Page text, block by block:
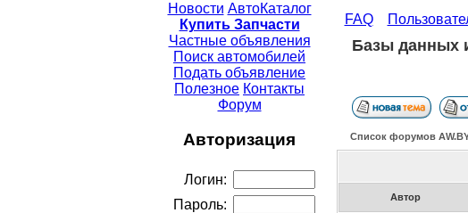
Новости АвтоКаталог
Купить Запчасти
Частные объявления
Поиск автомобилей
Подать объявление
Полезное Контакты
Форум
Авторизация
Логин:
Пароль:
FAQ
Базы данных
Список форумов
Автор